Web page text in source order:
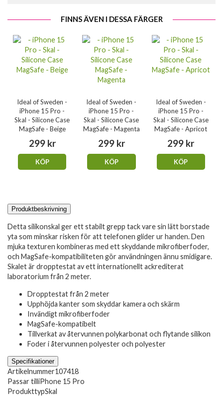
FINNS ÄVEN I DESSA FÄRGER
Ideal of Sweden -
iPhone 15 Pro -
Skal - Silicone Case
MagSafe - Beige
299 kr
KÖP
Ideal of Sweden -
iPhone 15 Pro -
Skal - Silicone Case
MagSafe - Magenta
299 kr
KÖP
Ideal of Sweden -
iPhone 15 Pro -
Skal - Silicone Case
MagSafe - Apricot
299 kr
KÖP
Produktbeskrivning
Detta silikonskal ger ett stabilt grepp tack vare sin lätt borstade
yta som minskar risken för att telefonen glider ur handen. Den
mjuka texturen kombineras med ett skyddande mikrofiberfoder,
och MagSafe-kompatibiliteten gör användningen ännu smidigare.
Skalet är dropptestat av ett internationellt ackrediterat
laboratorium från 2 meter.
Dropptestat från 2 meter
Upphöjda kanter som skyddar kamera och skärm
Invändigt mikrofiberfoder
MagSafe-kompatibelt
Tillverkat av återvunnen polykarbonat och flytande silikon
Foder i återvunnen polyester och polyester
Specifikationer
Artikelnummer107418
Passar tilliPhone 15 Pro
ProdukttypSkal